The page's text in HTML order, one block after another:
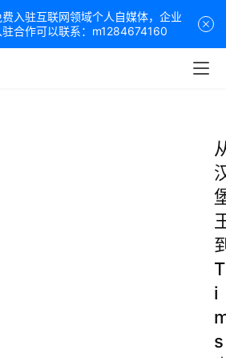
入驻互联网领域个人自媒体，企业
合作可以联系：m1284674160
T
i
s